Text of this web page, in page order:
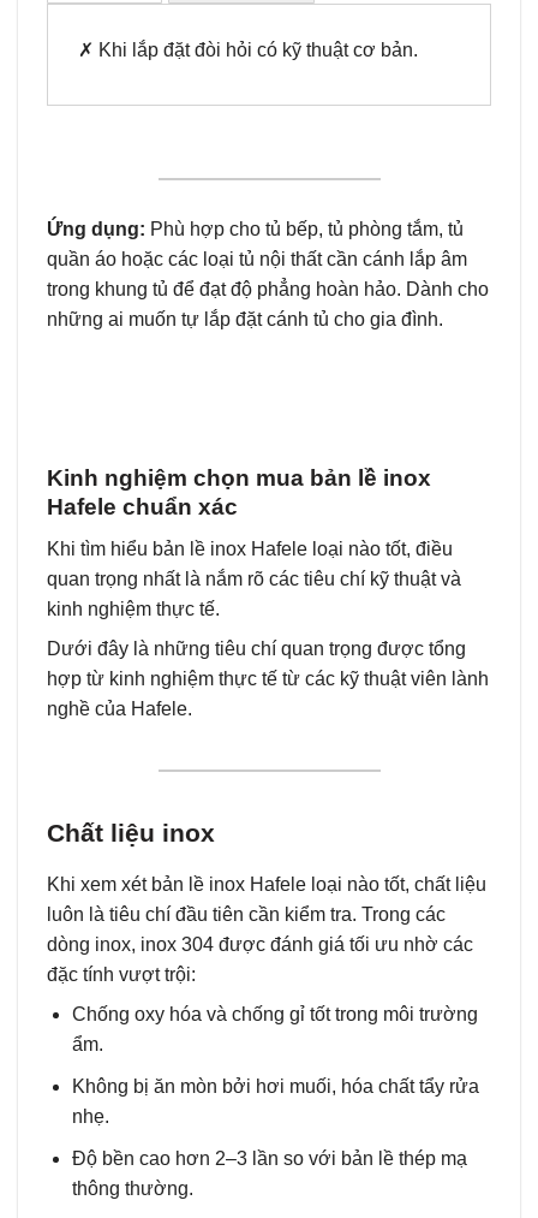
✗ Khi lắp đặt đòi hỏi có kỹ thuật cơ bản.
Ứng dụng: Phù hợp cho tủ bếp, tủ phòng tắm, tủ
quần áo hoặc các loại tủ nội thất cần cánh lắp âm
trong khung tủ để đạt độ phẳng hoàn hảo. Dành cho
những ai muốn tự lắp đặt cánh tủ cho gia đình.
Kinh nghiệm chọn mua bản lề inox
Hafele chuẩn xác
Khi tìm hiểu bản lề inox Hafele loại nào tốt, điều
quan trọng nhất là nắm rõ các tiêu chí kỹ thuật và
kinh nghiệm thực tế.
Dưới đây là những tiêu chí quan trọng được tổng
hợp từ kinh nghiệm thực tế từ các kỹ thuật viên lành
nghề của Hafele.
Chất liệu inox
Khi xem xét bản lề inox Hafele loại nào tốt, chất liệu
luôn là tiêu chí đầu tiên cần kiểm tra. Trong các
dòng inox, inox 304 được đánh giá tối ưu nhờ các
đặc tính vượt trội:
Chống oxy hóa và chống gỉ tốt trong môi trường
ẩm.
Không bị ăn mòn bởi hơi muối, hóa chất tẩy rửa
nhẹ.
Độ bền cao hơn 2–3 lần so với bản lề thép mạ
thông thường.